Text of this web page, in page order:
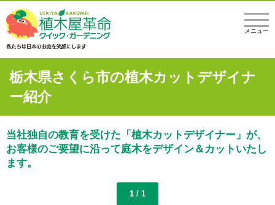
メニュー
栃木県さくら市の植木カットデザイナ
ー紹介
当社独自の教育を受けた「植木カットデザイナー」が、
お客様のご要望に沿って庭木をデザイン＆カットいたし
ます。
1 / 1